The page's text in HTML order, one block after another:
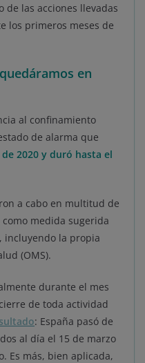
las acciones llevadas
los primeros meses de
en
al confinamiento
de alarma que
2020 y duró hasta el
a cabo en multitud de
medida sugerida
incluyendo la propia
(OMS).
durante el mes
de toda actividad
: España pasó de
al día el 15 de marzo
Es más, bien aplicada,